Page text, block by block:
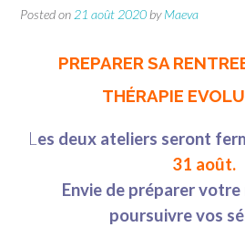
Posted on 21 août 2020 byMaeva
PREPARER SA
THÉRAPIE
L es deux ateliers seront
31 août.
Envie de préparer
poursuivre vos